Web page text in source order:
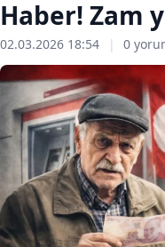
Haber! Zam
02.03.2026 18:54 | 0